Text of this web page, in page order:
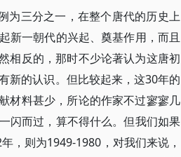
为三分之一，在整个唐代的历史上
新一朝代的兴起、奠基作用，而且
相反的，那时不少论著认为这唐初
新的认识。但比较起来，这30年的
材料甚少，所论的作家不过寥寥几
闪而过，算不得什么。但我们如果
，则为1949-1980，对我们来说，